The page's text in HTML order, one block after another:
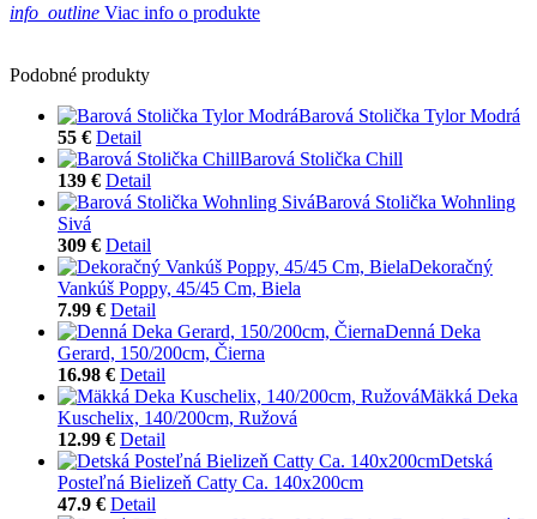
info_outline Viac info o produkte
Podobné produkty
Barová Stolička Tylor Modrá
55 € Detail
Barová Stolička Chill
139 € Detail
Barová Stolička Wohnling
Sivá
309 € Detail
Dekoračný
Vankúš Poppy, 45/45 Cm, Biela
7.99 € Detail
Denná Deka
Gerard, 150/200cm, Čierna
16.98 € Detail
Mäkká Deka
Kuschelix, 140/200cm, Ružová
12.99 € Detail
Detská
Posteľná Bielizeň Catty Ca. 140x200cm
47.9 € Detail